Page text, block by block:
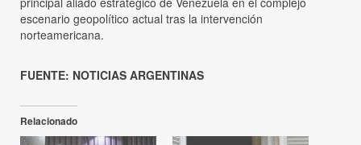
escenario geopolítico actual tras la intervención
norteamericana.
FUENTE: NOTICIAS ARGENTINAS
Relacionado